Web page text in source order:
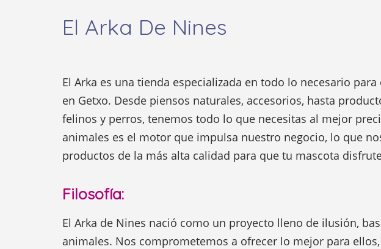
El Arka De Nines
El Arka es una tienda especializada en todo lo necesario
en Getxo. Desde piensos naturales, accesorios, hasta
felinos y perros, tenemos todo lo que necesitas al mejor
animales es el motor que impulsa nuestro negocio, lo que
productos de la más alta calidad para que tu mascota
Filosofía:
El Arka de Nines nació como un proyecto lleno de ilusión,
animales. Nos comprometemos a ofrecer lo mejor para